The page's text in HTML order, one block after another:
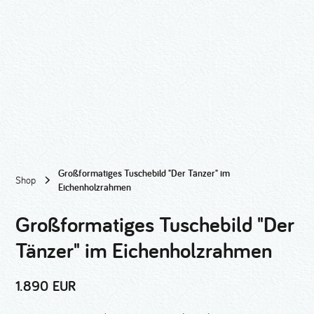
Shop
Großformatiges Tuschebild "Der Tänzer" im
Eichenholzrahmen
Großformatiges Tuschebild "Der
Tänzer" im Eichenholzrahmen
1.890 EUR